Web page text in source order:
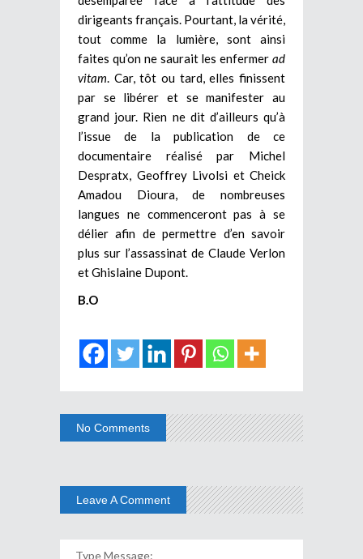
dirigeants français. Pourtant, la vérité,
tout comme la lumière, sont ainsi
faites qu’on ne saurait les enfermer ad
vitam. Car, tôt ou tard, elles finissent
par se libérer et se manifester au
grand jour. Rien ne dit d’ailleurs qu’à
l’issue de la publication de ce
documentaire réalisé par Michel
Despratx, Geoffrey Livolsi et Cheick
Amadou Dioura, de nombreuses
langues ne commenceront pas à se
délier afin de permettre d’en savoir
plus sur l’assassinat de Claude Verlon
et Ghislaine Dupont.
B.O
No Comments
Leave A Comment